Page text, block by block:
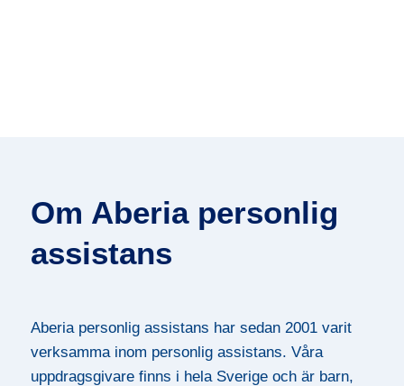
Om Aberia personlig
assistans
Aberia personlig assistans har sedan 2001 varit
verksamma inom personlig assistans. Våra
uppdragsgivare finns i hela Sverige och är barn,